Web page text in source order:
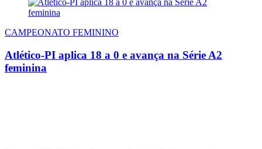
CAMPEONATO FEMININO
Atlético-PI aplica 18 a 0 e avança na Série A2
feminina